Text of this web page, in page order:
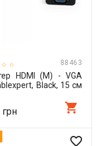
88463
HDMI (M) - VGA
Black, 15 см
грн shopping_cart
favorite_border